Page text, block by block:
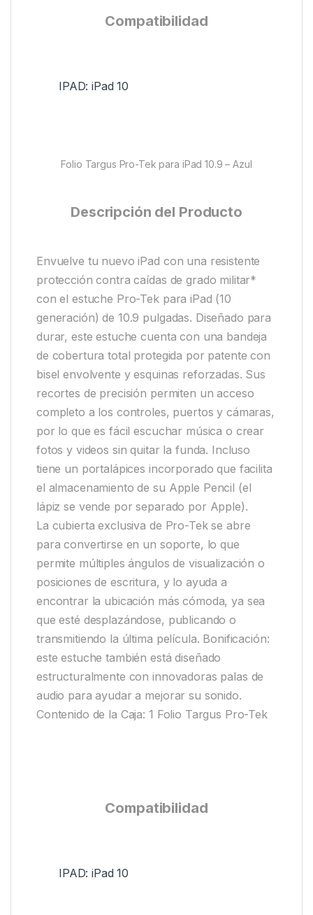
Compatibilidad
IPAD: iPad 10
Folio Targus Pro-Tek para iPad 10.9 – Azul
Descripción del Producto
Envuelve tu nuevo iPad con una resistente
protección contra caídas de grado militar*
con el estuche Pro-Tek para iPad (10
generación) de 10.9 pulgadas. Diseñado para
durar, este estuche cuenta con una bandeja
de cobertura total protegida por patente con
bisel envolvente y esquinas reforzadas. Sus
recortes de precisión permiten un acceso
completo a los controles, puertos y cámaras,
por lo que es fácil escuchar música o crear
fotos y videos sin quitar la funda. Incluso
tiene un portalápices incorporado que facilita
el almacenamiento de su Apple Pencil (el
lápiz se vende por separado por Apple).
La cubierta exclusiva de Pro-Tek se abre
para convertirse en un soporte, lo que
permite múltiples ángulos de visualización o
posiciones de escritura, y lo ayuda a
encontrar la ubicación más cómoda, ya sea
que esté desplazándose, publicando o
transmitiendo la última película. Bonificación:
este estuche también está diseñado
estructuralmente con innovadoras palas de
audio para ayudar a mejorar su sonido.
Contenido de la Caja: 1 Folio Targus Pro-Tek
Compatibilidad
IPAD: iPad 10